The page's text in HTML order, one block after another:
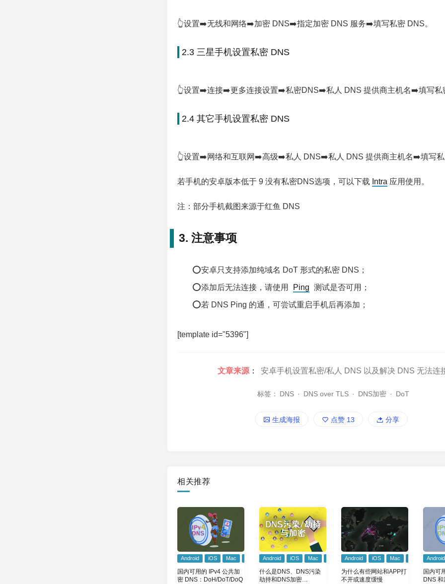
👆设置➡️无线和网络➡️加密 DNS➡️指定加密 DNS 服务➡️填写私密 DNS。
2.3 三星手机设置私密 DNS
👆设置➡️连接➡️更多连接设置➡️私密DNS➡️私人 DNS 提供商主机名➡️填写私
2.4 其它手机设置私密 DNS
👆设置➡️网络和互联网➡️高级➡️私人 DNS➡️私人 DNS 提供商主机名➡️填写
若手机的安卓版本低于 9 没有私密DNS选项，可以下载 Intra 应用使用。
注：部分手机截图来源于红鱼 DNS
3. 注意事项
⭕安卓只支持添加纯域名 DoT 形式的私密 DNS；
⭕添加后无法连接，请使用 Ping 测试是否可用；
⭕若 DNS Ping 的通，可尝试重启手机后再添加；
[template id="5396"]
文章来源 ： 安卓手机设置私密/私人 DNS 以及解决 DNS 无法连
标签： DNS · DNS over TLS · DNS加密 · DoT
生成海报 点赞 13 分享
相关推荐
Android iOS Mac Windows
国内可用的 IPv4 公共加
密 DNS：DoH/DoT/DoQ
Android iOS Mac Windows
什么是DNS、DNS污染
劫持和DNS加密
Android iOS Mac Windows
为什么有些网站和APP打
不开或速度缓慢
Android
国内可
DNS